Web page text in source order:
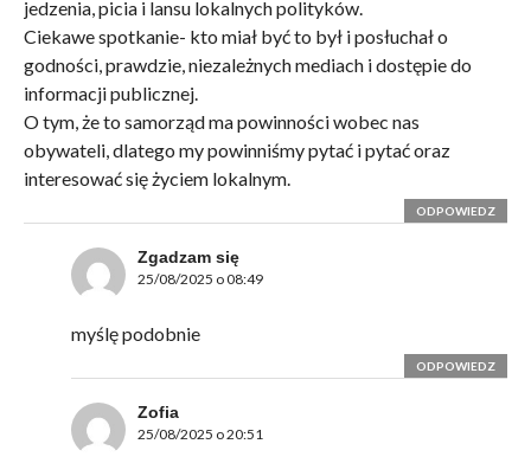
jedzenia, picia i lansu lokalnych polityków.
Ciekawe spotkanie- kto miał być to był i posłuchał o
godności, prawdzie, niezależnych mediach i dostępie do
informacji publicznej.
O tym, że to samorząd ma powinności wobec nas
obywateli, dlatego my powinniśmy pytać i pytać oraz
interesować się życiem lokalnym.
ODPOWIEDZ
Zgadzam się
25/08/2025 o 08:49
myślę podobnie
ODPOWIEDZ
Zofia
25/08/2025 o 20:51